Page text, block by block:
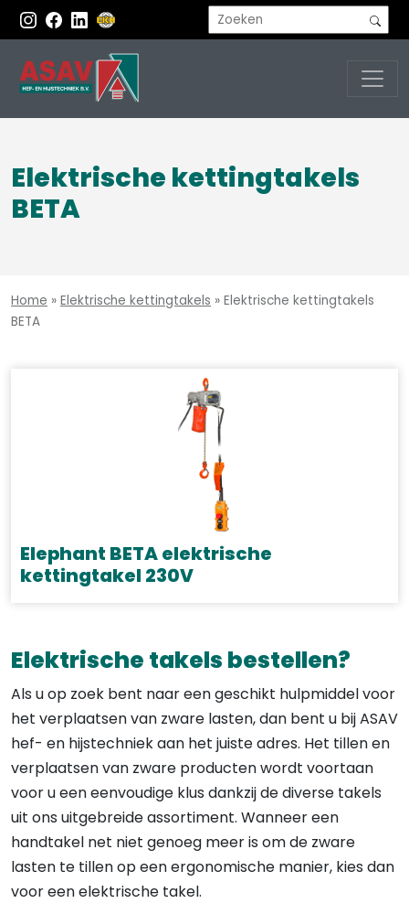
Elektrische kettingtakels
BETA
Home » Elektrische kettingtakels » Elektrische kettingtakels
BETA
Elephant BETA elektrische
kettingtakel 230V
heeft
variaties.
Deze
optie
kan
gekozen
worden
op
de
productpagina
Elektrische takels bestellen?
Als u op zoek bent naar een geschikt hulpmiddel voor
het verplaatsen van zware lasten, dan bent u bij ASAV
hef- en hijstechniek aan het juiste adres. Het tillen en
verplaatsen van zware producten wordt voortaan
voor u een eenvoudige klus dankzij de diverse takels
uit ons uitgebreide assortiment. Wanneer een
handtakel net niet genoeg meer is om de zware
lasten te tillen op een ergonomische manier, kies dan
voor een elektrische takel.